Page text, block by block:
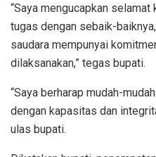
“Saya mengucapkan
tugas dengan sebaik-
saudara mempunyai
dilaksanakan,” tegas bupati.
“Saya berharap mudah-
dengan kapasitas dan
ulas bupati.